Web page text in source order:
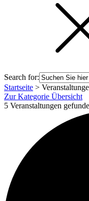
Search for:
Startseite >
Zur Kategorie Übersicht
5 Veranstaltungen